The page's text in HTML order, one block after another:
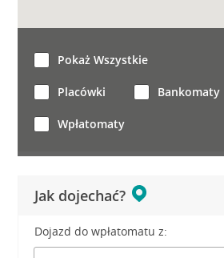
Jak dojechać?
Dojazd do wpłatomatu z:
Pokaż Wszystkie
Placówki Bankomaty
Wpłatomaty